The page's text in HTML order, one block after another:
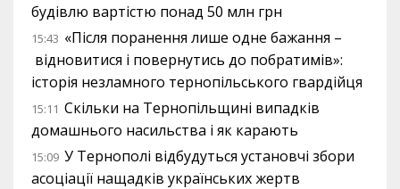
будівлю вартістю понад 50 млн грн
15:43 «Після поранення лише одне бажання –
відновитися і повернутись до побратимів»:
історія незламного тернопільського гвардійця
15:11 Скільки на Тернопільщині випадків
домашнього насильства і як карають
15:09 У Тернополі відбудуться установчі збори
асоціації нащадків українських жертв